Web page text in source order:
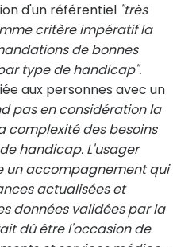
d'un référentiel "très
critère impératif la
de bonnes
type de handicap".
aux personnes avec un
pas en considération la
complexité des besoins
handicap. L'usager
un accompagnement qui
actualisées et
données validées par la
dû être l'occasion de